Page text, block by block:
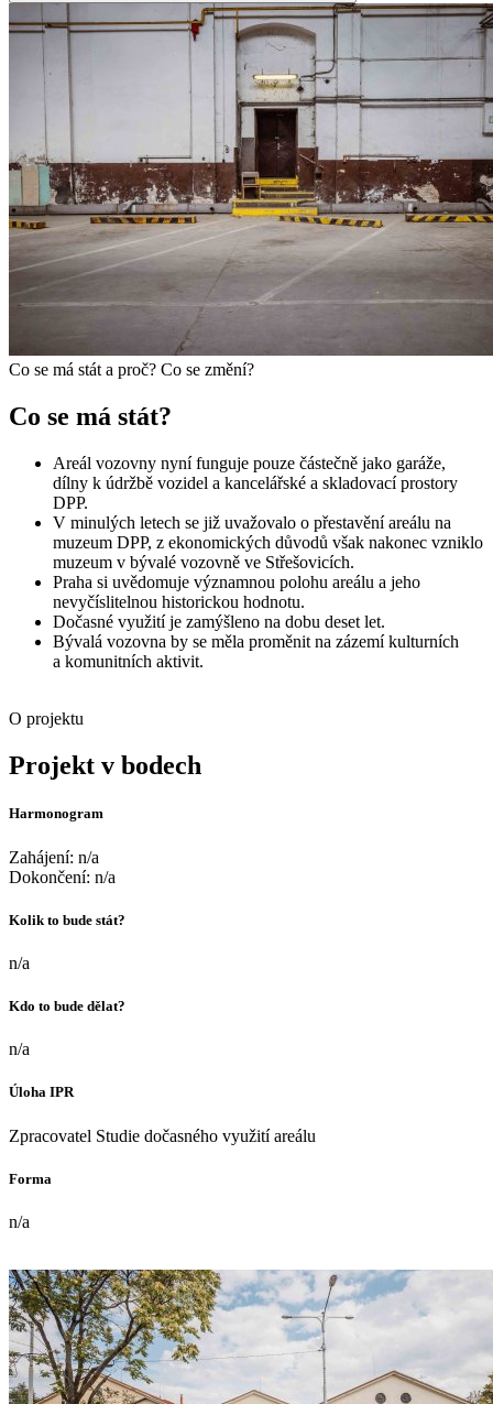
Co se má stát a proč? Co se změní?
Co se má stát?
Areál vozovny nyní funguje pouze částečně jako garáže,
dílny k údržbě vozidel a kancelářské a skladovací prostory
DPP.
V minulých letech se již uvažovalo o přestavění areálu na
muzeum DPP, z ekonomických důvodů však nakonec vzniklo
muzeum v bývalé vozovně ve Střešovicích.
Praha si uvědomuje významnou polohu areálu a jeho
nevyčíslitelnou historickou hodnotu.
Dočasné využití je zamýšleno na dobu deset let.
Bývalá vozovna by se měla proměnit na zázemí kulturních
a komunitních aktivit.
O projektu
Projekt v bodech
Harmonogram
Zahájení: n/a
Dokončení: n/a
Kolik to bude stát?
n/a
Kdo to bude dělat?
n/a
Úloha IPR
Zpracovatel Studie dočasného využití areálu
Forma
n/a